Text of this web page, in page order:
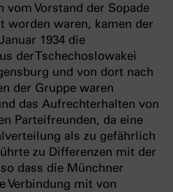
Vorstand der Sopade
worden waren, kamen der
1934 die
der Tschechoslowakei
und von dort nach
der Gruppe waren
das Aufrechterhalten von
Parteifreunden, da eine
als zu gefährlich
zu Differenzen mit der
dass die Münchner
Verbindung mit von